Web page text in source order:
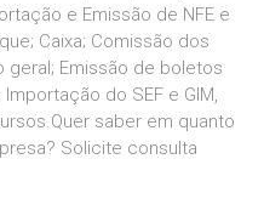
e Emissão de NFE e
Caixa; Comissão dos
geral; Emissão de boletos
do SEF e GIM,
saber em quanto
Solicite consulta